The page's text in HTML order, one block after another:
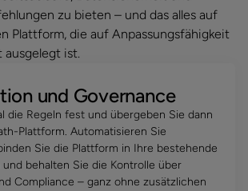
zu bieten – und das alles auf
Plattform, die auf Anpassungsfähigkeit
ausgelegt ist.
und Governance
die Regeln fest und übergeben Sie dann
Plattform. Automatisieren Sie
Sie die Plattform in Ihre bestehende
behalten Sie die Kontrolle über
Compliance – ganz ohne zusätzlichen